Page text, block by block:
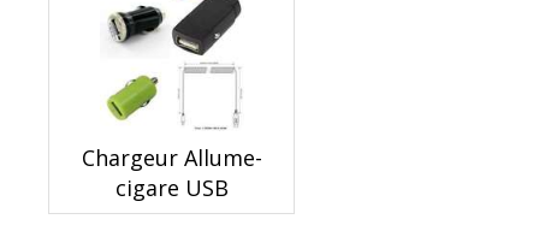
Chargeur Allume-
cigare USB